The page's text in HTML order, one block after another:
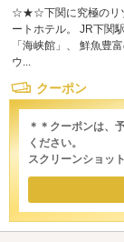
☆★☆下関に究極のリ
ートホテル。 JR下関
「海峡館」、 鮮魚豊
ウ...
クーポン
＊＊クーポンは、
ください。
スクリーンショッ